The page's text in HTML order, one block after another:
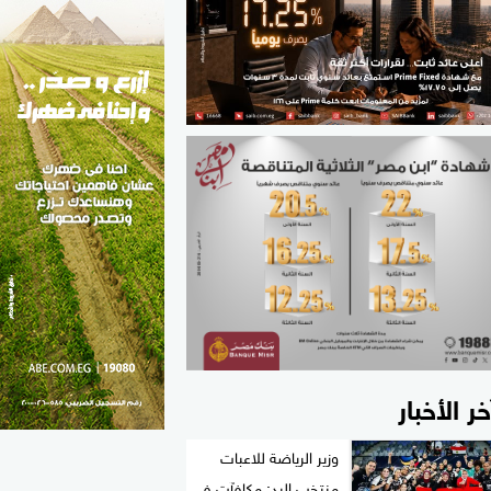
مواهب مصر
الأخبار
وزير الرياضة للاعبات